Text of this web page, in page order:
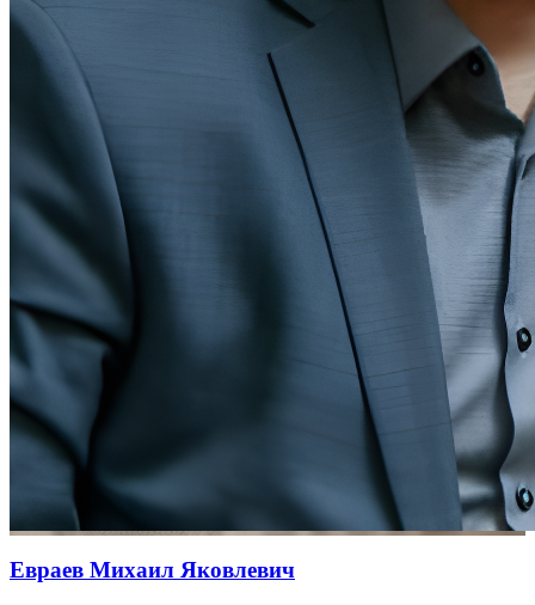
Евраев Михаил Яковлевич